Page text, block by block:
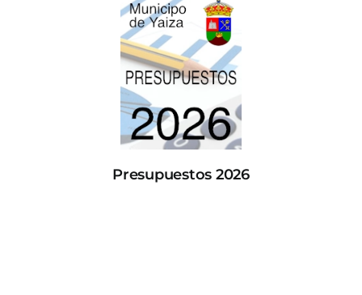
Presupuestos 2026